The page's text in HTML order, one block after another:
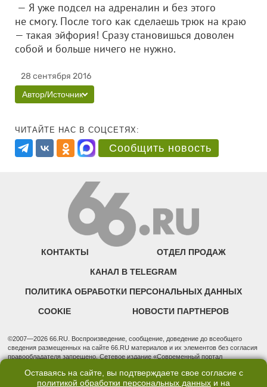
— Я уже подсел на адреналин и без этого
не смогу. После того как сделаешь трюк на краю
— такая эйфория! Сразу становишься доволен
собой и больше ничего не нужно.
28 сентября 2016
Автор/Источник
ЧИТАЙТЕ НАС В СОЦСЕТЯХ:
Сообщить новость
КОНТАКТЫ ОТДЕЛ ПРОДАЖ
КАНАЛ В TELEGRAM
ПОЛИТИКА ОБРАБОТКИ ПЕРСОНАЛЬНЫХ ДАННЫХ
COOKIE НОВОСТИ ПАРТНЕРОВ
©2007—2026 66.RU. Воспроизведение, сообщение, доведение до всеобщего
сведения размещенных на сайте 66.RU материалов и их элементов без согласия
правообладателя запрещено. Сетевое издание «Современный портал
надзору в сфере связи, информационных технологий и массовых коммуникаций
(Роскомнадзор). Регистрационный номер ЭЛ № ФС 77 - 76634 от 02.09.2019
Оставаясь на сайте, вы подтверждаете свое согласие с
политикой обработки персональных данных и на